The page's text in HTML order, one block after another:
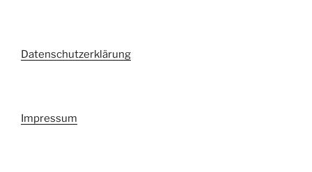
Datenschutzerklärung
Impressum